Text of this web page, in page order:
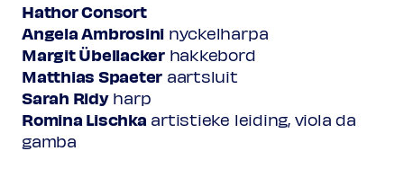
Hathor Consort
Angela Ambrosini nyckelharpa
Margit Übellackerhakkebord
Matthias Spaeter aartsluit
Sarah Ridyharp
Romina Lischka artistieke leiding, viola da
gamba